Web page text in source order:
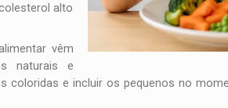
alto
vêm
naturais e
coloridas e incluir os pequenos no